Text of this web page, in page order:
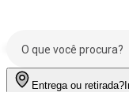
Entrega ou retirada?